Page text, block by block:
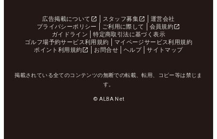
広告掲載について スタッフ募集
運営会社
プライバシーポリシー
ご利用に際して
会員規約
ガイドライン
特定商取引法に基づく表示
ゴルフ場予約サービス利用規約
マイページサービス利用規約
ポイント利用規約
お問合せ ヘルプ サイトマップ
掲載されている全てのコンテンツの無断での転載、転用、コピー等は禁じま
す。
© ALBA Net